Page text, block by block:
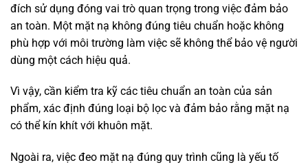
đích sử dụng đóng vai trò quan trọng trong việc đảm bảo
an toàn. Một mặt nạ không đúng tiêu chuẩn hoặc không
phù hợp với môi trường làm việc sẽ không thể bảo vệ người
dùng một cách hiệu quả.
Vì vậy, cần kiểm tra kỹ các tiêu chuẩn an toàn của sản
phẩm, xác định đúng loại bộ lọc và đảm bảo rằng mặt nạ
có thể kín khít với khuôn mặt.
Ngoài ra, việc đeo mặt nạ đúng quy trình cũng là yếu tố